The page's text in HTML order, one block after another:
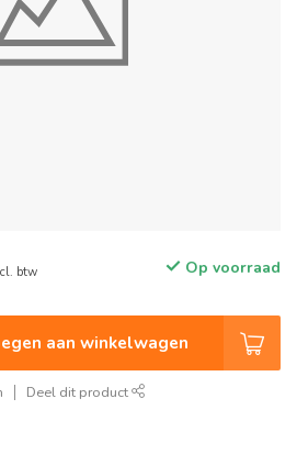
btw Op voorraad
aan winkelwagen
Deel dit product